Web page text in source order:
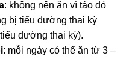
: không nên ăn vì táo đỏ
bị tiểu đường thai kỳ
đường thai kỳ).
: mỗi ngày có thể ăn từ 3 –